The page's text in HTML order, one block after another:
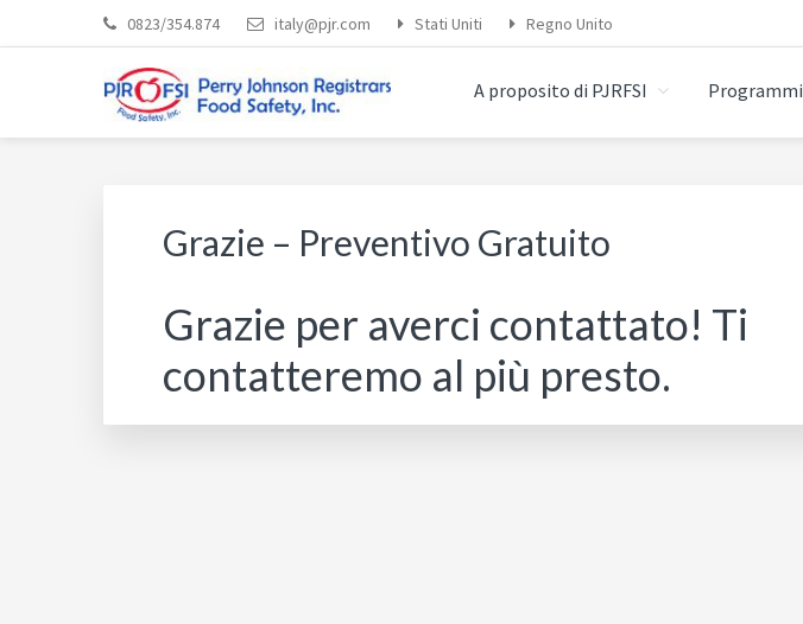
to
to
to
to
0823/354.874 italy@pjr.com Stati Uniti Regno Unito
PJRFSI ITALIA
Perry Johnson Registrars Food Safety, Inc.
A proposito di PJRFSI Programmi
Grazie – Preventivo Gratuito
Grazie per averci contattato! Ti
contatteremo al più presto.